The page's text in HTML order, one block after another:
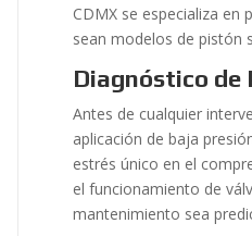
CDMX se especializa
sean modelos de pistón
Diagnóstico de
Antes de cualquier
aplicación de baja
estrés único en el
el funcionamiento de
mantenimiento sea